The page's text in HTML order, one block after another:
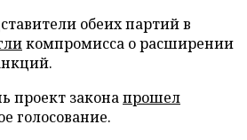
обеих партий в
компромисса о расширении
проект законапрошел
голосование.